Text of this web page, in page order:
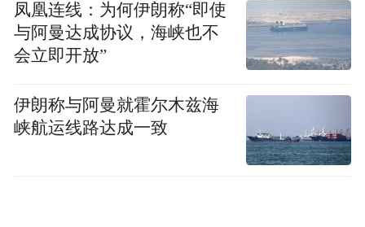
凤凰连线：为何伊朗称“即使
与阿曼达成协议，海峡也不
会立即开放”
伊朗称与阿曼就霍尔木兹海
峡航运线路达成一致